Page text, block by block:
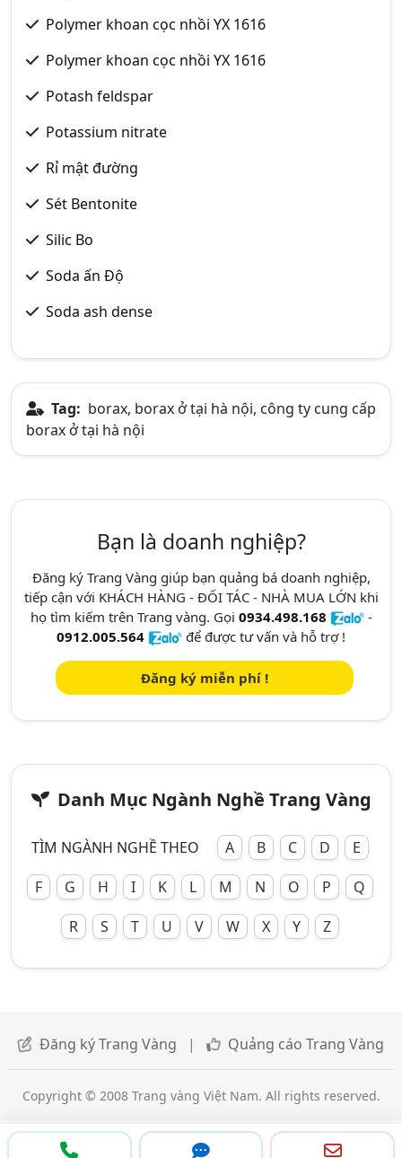
Polymer khoan cọc nhồi YX 1616
Polymer khoan cọc nhồi YX 1616
Potash feldspar
Potassium nitrate
Rỉ mật đường
Sét Bentonite
Silic Bo
Soda ấn Độ
Soda ash dense
Tag: borax, borax ở tại hà nội, công ty cung cấp
borax ở tại hà nội
Bạn là doanh nghiệp?
Đăng ký Trang Vàng giúp bạn quảng bá doanh nghiệp,
tiếp cận với KHÁCH HÀNG - ĐỐI TÁC - NHÀ MUA LỚN khi
họ tìm kiếm trên Trang vàng. Gọi 0934.498.168
-
0912.005.564
để được tư vấn và hỗ trợ !
Đăng ký miễn phí !
Danh Mục Ngành Nghề Trang Vàng
TÌM NGÀNH NGHỀ THEO A B C D
E
F
G H I K L M N O P
Q
R
S T U V W X Y Z
Đăng ký Trang Vàng | Quảng cáo Trang Vàng
Copyright © 2008 Trang vàng Việt Nam. All rights reserved.